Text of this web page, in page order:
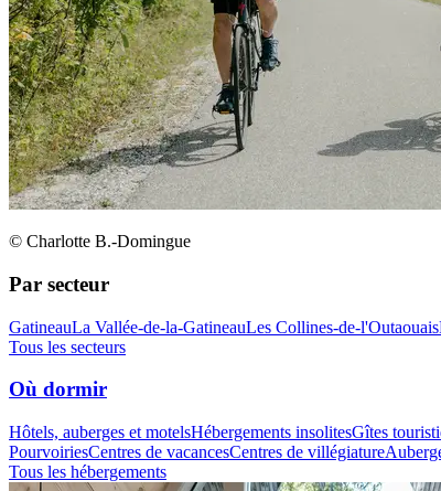
© Charlotte B.-Domingue
Par secteur
GatineauLa Vallée-de-la-GatineauLes Collines-de-l'Outaouais
Tous les secteurs
Où dormir
Hôtels, auberges et motelsHébergements insolitesGîtes
PourvoiriesCentres de vacancesCentres de villégiature
Tous les hébergements